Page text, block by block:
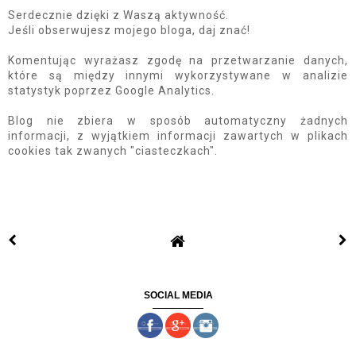
Serdecznie dzięki z Waszą aktywność.
Jeśli obserwujesz mojego bloga, daj znać!
Komentując wyrażasz zgodę na przetwarzanie danych,
które są między innymi wykorzystywane w analizie
statystyk poprzez Google Analytics.
Blog nie zbiera w sposób automatyczny żadnych
informacji, z wyjątkiem informacji zawartych w plikach
cookies tak zwanych "ciasteczkach".
SOCIAL MEDIA